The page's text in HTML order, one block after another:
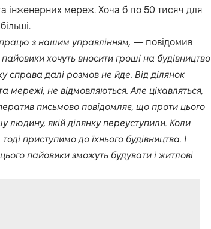
інженерних мереж. Хоча б по 50 тисяч для
з нашим управлінням, — повідомив
пайовики хочуть вносити гроші на будівництво
справа далі розмов не йде. Від ділянок
мережі, не відмовляються. Але цікавляться,
письмово повідомляє, що проти цього
людину, якій ділянку переуступили. Коли
приступимо до їхнього будівництва. І
пайовики зможуть будувати і житлові